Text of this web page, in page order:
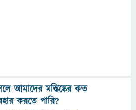
আমাদের মস্তিষ্কের কত
করতে পারি?